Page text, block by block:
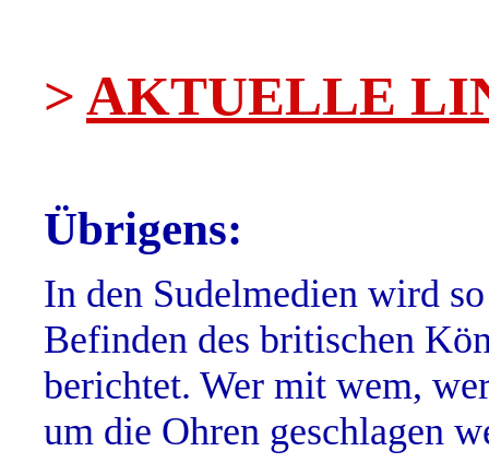
> AKTUELLE
Übrigens:
In den Sudelmedien wird
Befinden des britischen
berichtet. Wer mit wem,
um die Ohren geschlagen